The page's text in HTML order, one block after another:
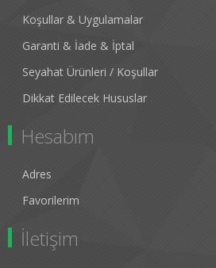
Koşullar & Uygulamalar
Garanti & İade & İptal
Seyahat Ürünleri / Koşullar
Dikkat Edilecek Hususlar
Hesabım
Adres
Favorilerim
İletişim